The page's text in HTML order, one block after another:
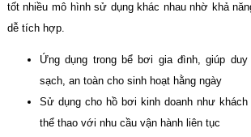
tốt nhiều mô hình sử dụng khác nhau nhờ khả
dễ tích hợp.
Ứng dụng trong bể bơi gia đình, giúp
sạch, an toàn cho sinh hoạt hằng ngày
Sử dụng cho hồ bơi kinh doanh như khách
thể thao với nhu cầu vận hành liên tục